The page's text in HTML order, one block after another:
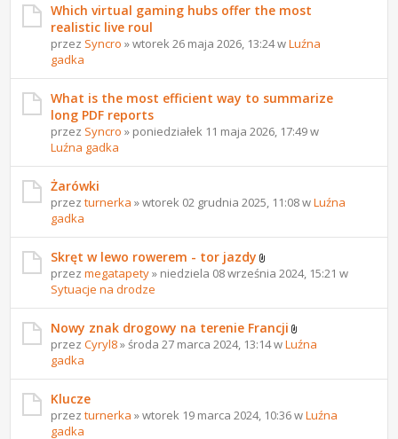
Which virtual gaming hubs offer the most
realistic live roul
przez Syncro » wtorek 26 maja 2026, 13:24 wLuźna
gadka
What is the most efficient way to summarize
long PDF reports
przez Syncro » poniedziałek 11 maja 2026, 17:49 w
Luźna gadka
Żarówki
przezturnerka » wtorek 02 grudnia 2025, 11:08 wLuźna
gadka
Skręt w lewo rowerem - tor jazdy
przezmegatapety» niedziela 08 września 2024, 15:21 w
Sytuacje na drodze
Nowy znak drogowy na terenie Francji
przezCyryl8» środa 27 marca 2024, 13:14 wLuźna
gadka
Klucze
przezturnerka » wtorek 19 marca 2024, 10:36 wLuźna
gadka